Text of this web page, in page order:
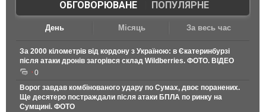
ОБГОВОРЮВАНЕ| ПОПУЛЯРНЕ
День Місяць За весь час
За 2000 кілометрів від кордону з Україною: в Єкатеринбурзі
після атаки дронів загорівся склад Wildberries. ФОТО. ВІДЕО
0
Ворог завдав комбінованого удару по Сумах, двоє поранених.
Ще десятеро постраждали після атаки БПЛА по ринку на
Сумщині. ФОТО